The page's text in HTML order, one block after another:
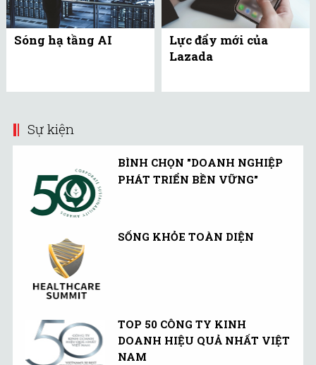
Sóng hạ tầng AI
Lực đẩy mới của
Lazada
Sự kiện
BÌNH CHỌN "DOANH NGHIỆP
PHÁT TRIỂN BỀN VỮNG"
SỐNG KHỎE TOÀN DIỆN
TOP 50 CÔNG TY KINH
DOANH HIỆU QUẢ NHẤT VIỆT
NAM